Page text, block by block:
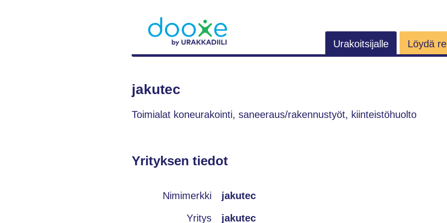
Urakoitsijalle Löydä
jakutec
Toimialat koneurakointi, saneeraus/rakennustyöt, kiinteistöhuolto
Yrityksen tiedot
Nimimerkki jakutec
Yritys jakutec